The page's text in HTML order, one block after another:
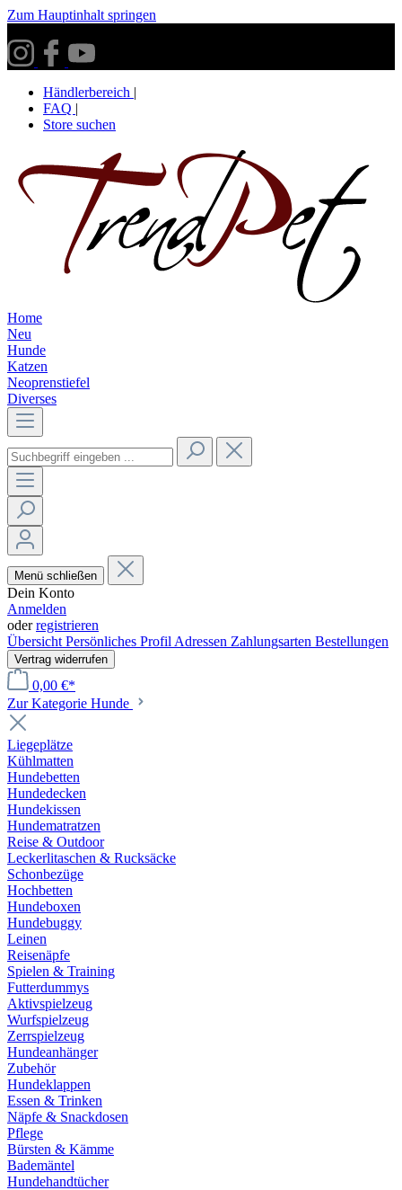
Zum Hauptinhalt springen
Händlerbereich |
FAQ |
Store suchen
Home
Neu
Hunde
Katzen
Neoprenstiefel
Diverses
Menü schließen
Dein Konto
Anmelden
oderregistrieren
Übersicht Persönliches Profil Adressen Zahlungsarten Bestellungen
Vertrag widerrufen
0,00 €*
Zur Kategorie Hunde
Liegeplätze
Kühlmatten
Hundebetten
Hundedecken
Hundekissen
Hundematratzen
Reise & Outdoor
Leckerlitaschen & Rucksäcke
Schonbezüge
Hochbetten
Hundeboxen
Hundebuggy
Leinen
Reisenäpfe
Spielen & Training
Futterdummys
Aktivspielzeug
Wurfspielzeug
Zerrspielzeug
Hundeanhänger
Zubehör
Hundeklappen
Essen & Trinken
Näpfe & Snackdosen
Pflege
Bürsten & Kämme
Bademäntel
Hundehandtücher